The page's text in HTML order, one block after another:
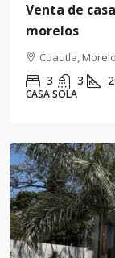
Venta de
morelos
Cuautla,
3 3
CASA SOLA